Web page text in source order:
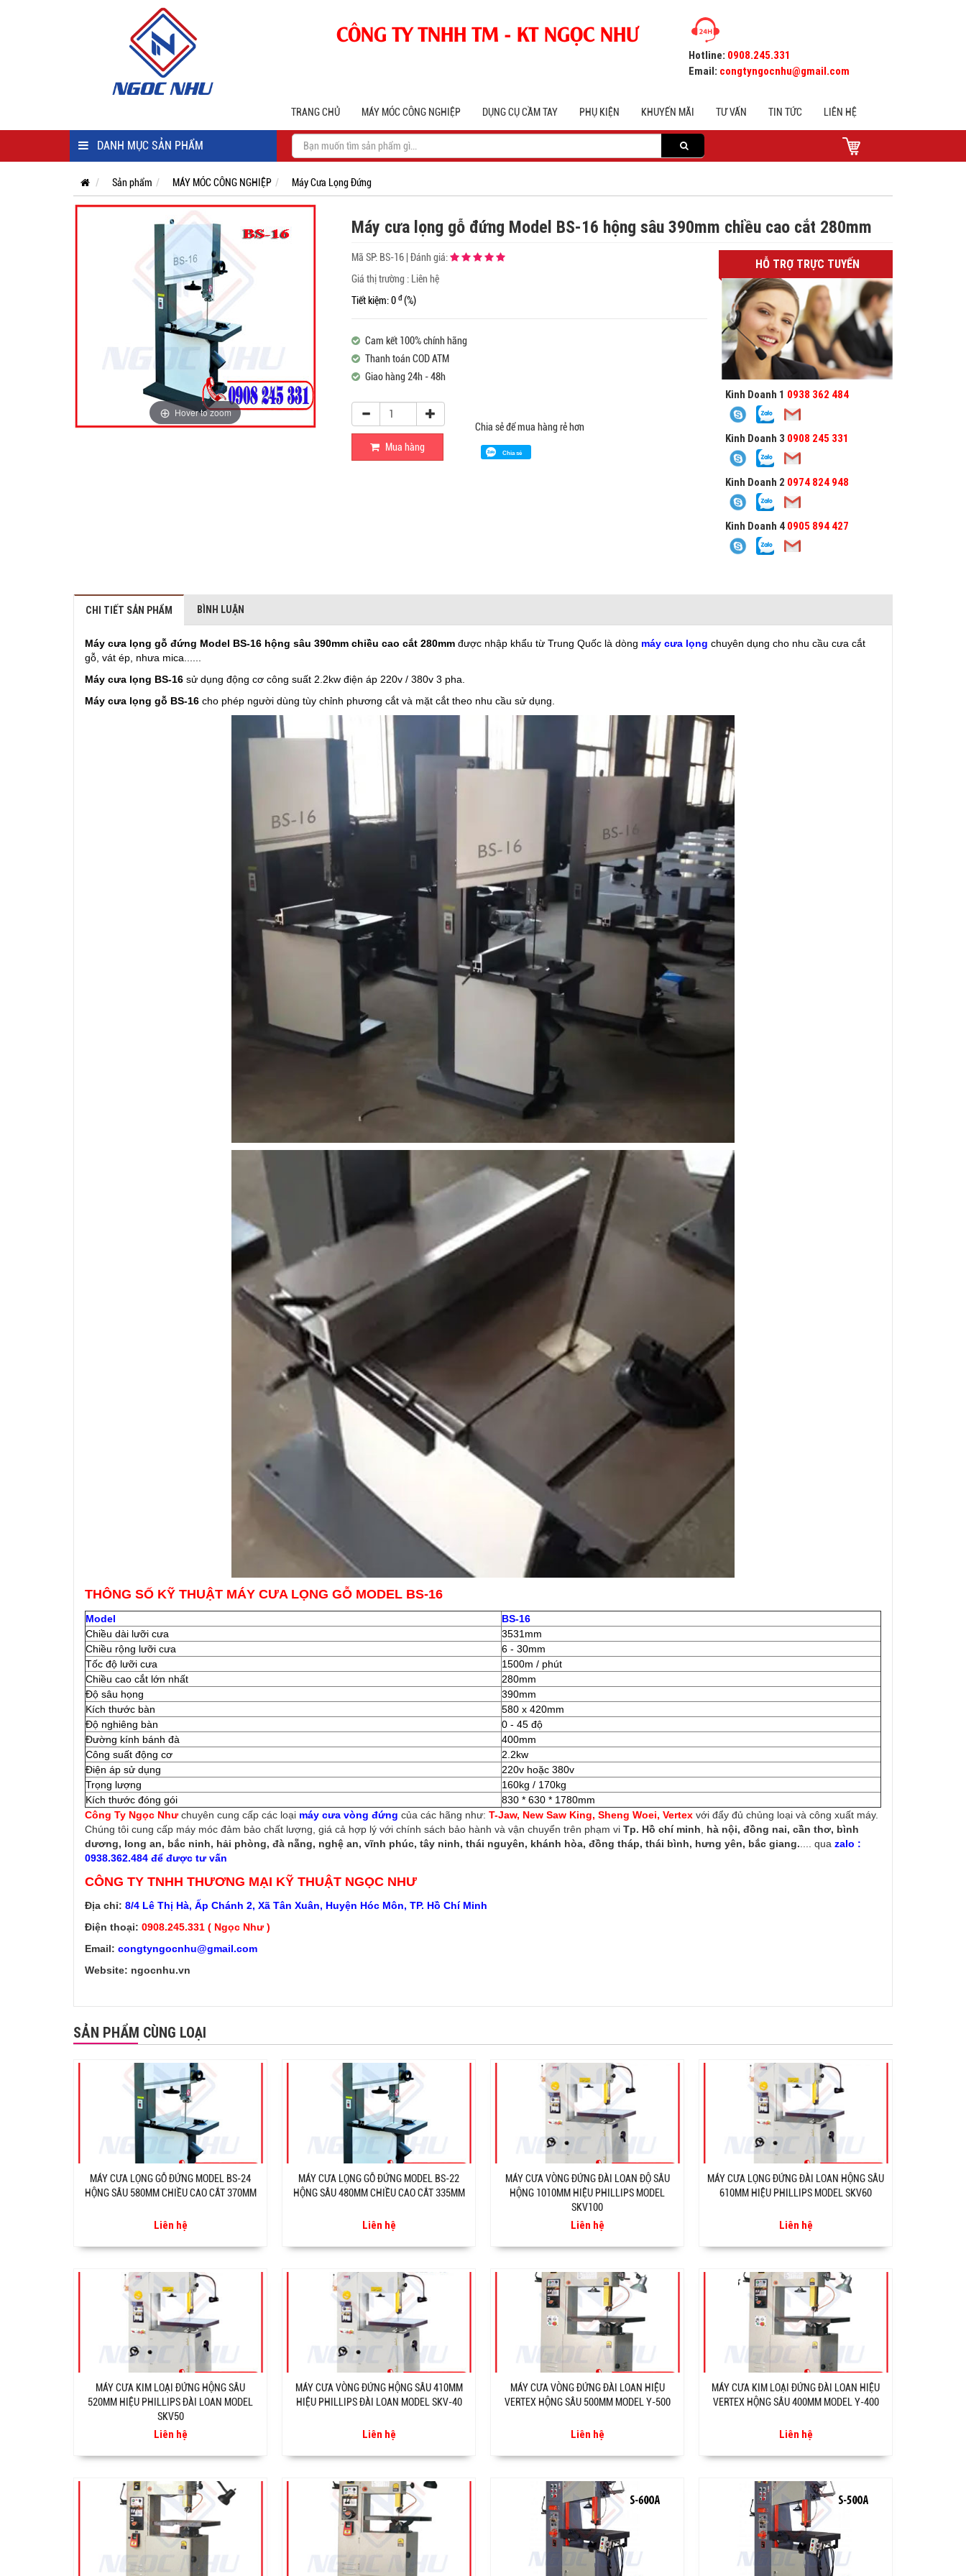
CÔNG TY TNHH TM - KT NGỌC NHƯ
Hotline: 0908.245.331
Email: congtyngocnhu@gmail.com
TRANG CHỦ MÁY MÓC CÔNG NGHIỆP DỤNG CỤ CẦM TAY PHỤ KIỆN KHUYẾN MÃI TƯ VẤN TIN TỨC LIÊN HỆ
DANH MỤC SẢN PHẨM
Sản phẩm MÁY MÓC CÔNG NGHIỆP Máy Cưa Lọng Đứng
Hover to zoom
Máy cưa lọng gỗ đứng Model BS-16 hộng sâu 390mm chiều cao cắt 280mm
Mã SP: BS-16 Đánh giá:
Giá thị trường : Liên hệ
Tiết kiệm: 0 đ(%)
Cam kết 100% chính hãng
Thanh toán COD ATM
Giao hàng 24h - 48h
Mua hàng
Chia sẻ để mua hàng rẻ hơn
Chia sẻ
HỖ TRỢ TRỰC TUYẾN
Kinh Doanh 1 0938 362 484
Kinh Doanh 3 0908 245 331
Kinh Doanh 2 0974 824 948
Kinh Doanh 4 0905 894 427
CHI TIẾT SẢN PHẨM BÌNH LUẬN
Máy cưa lọng gỗ đứng Model BS-16 hộng sâu 390mm chiều cao cắt 280mm được nhập khẩu từ Trung Quốc là dòng máy cưa lọng chuyên dụng cho nhu cầu cưa cắt
gỗ, vát ép, nhưa mica......
Máy cưa lọng BS-16 sử dụng động cơ công suất 2.2kw điện áp 220v / 380v 3 pha.
Máy cưa lọng gỗ BS-16 cho phép người dùng tùy chỉnh phương cắt và mặt cắt theo nhu cầu sử dụng.
THÔNG SỐ KỸ THUẬT MÁY CƯA LỌNG GỖ MODEL BS-16
Model
BS-16
Chiều dài lưỡi cưa
3531mm
Chiều rộng lưỡi cưa
6 - 30mm
Tốc độ lưỡi cưa
1500m / phút
Chiều cao cắt lớn nhất
280mm
Độ sâu họng
390mm
Kích thước bàn
580 x 420mm
Độ nghiêng bàn
0 - 45 độ
Đường kính bánh đà
400mm
Công suất động cơ
2.2kw
Điện áp sử dụng
220v hoặc 380v
Trọng lượng
160kg / 170kg
Kích thước đóng gói
830 * 630 * 1780mm
Công Ty Ngọc Nhưchuyên cung cấp các loại máy cưa vòng đứng của các hãng như: T-Jaw, New Saw King, Sheng Woei, Vertex với đẩy đủ chủng loại và công xuất máy.
Chúng tôi cung cấp máy móc đảm bảo chất lượng, giá cả hợp lý với chính sách bảo hành và vận chuyển trên phạm vi Tp. Hồ chí minh
hà nội, đồng nai, cần thơ, bình
dương, long an, bắc ninh, hải phòng, đà nẵng, nghệ an, vĩnh phúc, tây ninh, thái nguyên, khánh hòa, đồng tháp, thái bình, hưng yên, bắc giang. .... qua zalo :
0938.362.484 để được tư vấn
CÔNG TY TNHH THƯƠNG MẠI KỸ THUẬT NGỌC NHƯ
Địa chỉ: 8/4 Lê Thị Hà, Ấp Chánh 2, Xã Tân Xuân, Huyện Hóc Môn, TP. Hồ Chí Minh
Điện thoại: 0908.245.331 ( Ngọc Như )
Email: congtyngocnhu@gmail.com
Website: ngocnhu.vn
SẢN PHẨM CÙNG LOẠI
MÁY CƯA LỌNG GỖ ĐỨNG MODEL BS-24
HỘNG SÂU 580MM CHIỀU CAO CẮT 370MM
Liên hệ
MÁY CƯA LỌNG GỖ ĐỨNG MODEL BS-22
HỘNG SÂU 480MM CHIỀU CAO CẮT 335MM
Liên hệ
MÁY CƯA VÒNG ĐỨNG ĐÀI LOAN ĐỘ SÂU
HỘNG 1010MM HIỆU PHILLIPS MODEL
SKV100
Liên hệ
MÁY CƯA LỌNG ĐỨNG ĐÀI LOAN HỘNG SÂU
610MM HIỆU PHILLIPS MODEL SKV60
Liên hệ
MÁY CƯA KIM LOẠI ĐỨNG HỘNG SÂU
520MM HIỆU PHILLIPS ĐÀI LOAN MODEL
SKV50
Liên hệ
MÁY CƯA VÒNG ĐỨNG HỘNG SÂU 410MM
HIỆU PHILLIPS ĐÀI LOAN MODEL SKV-40
Liên hệ
MÁY CƯA VÒNG ĐỨNG ĐÀI LOAN HIỆU
VERTEX HỘNG SÂU 500MM MODEL Y-500
Liên hệ
MÁY CƯA KIM LOẠI ĐỨNG ĐÀI LOAN HIỆU
VERTEX HỘNG SÂU 400MM MODEL Y-400
Liên hệ